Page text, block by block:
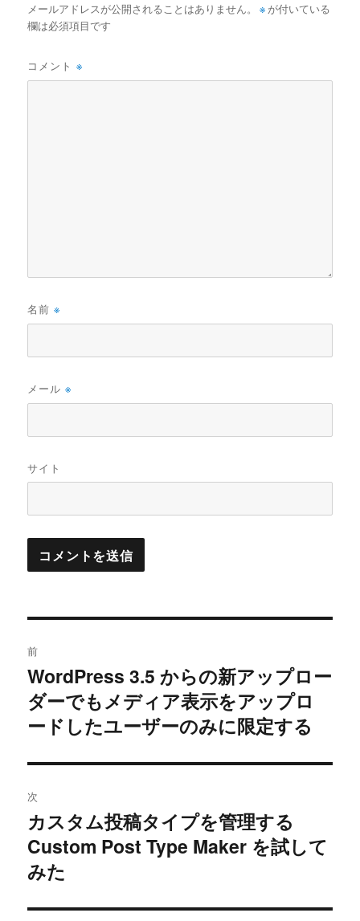
メールアドレスが公開されることはありません。 ※ が付いている
欄は必須項目です
コメント※
名前※
メール※
サイト
稿
ナ
ゲ
ー
シ
ョ
ン
前
過
去
の
稿:
WordPress 3.5 からの新アップロー
ダーでもメディア表示をアップロ
ードしたユーザーのみに限定する
次
次
の
投
カスタム投稿タイプを管理する
Custom Post Type Maker を試して
みた